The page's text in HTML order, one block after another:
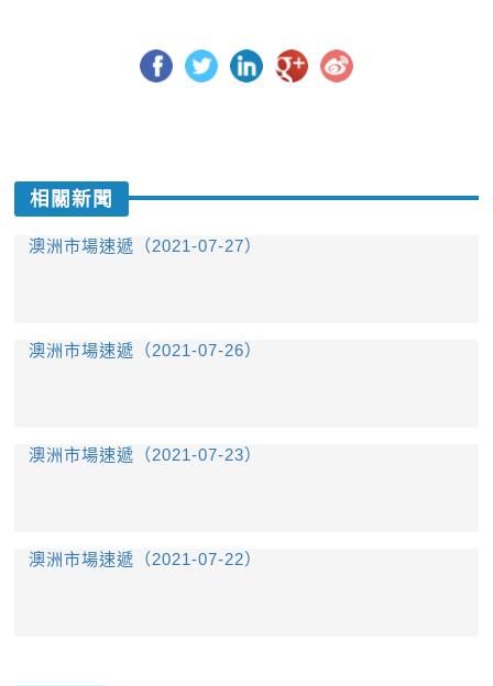
相關新聞
澳洲市場速遞（2021-07-27）
澳洲市場速遞（2021-07-26）
澳洲市場速遞（2021-07-23）
澳洲市場速遞（2021-07-22）